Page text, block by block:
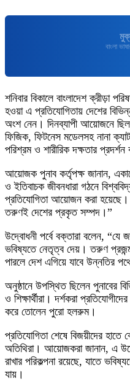
বাংলা
শনিবার বিকালে বাংলাদেশ ক্রীড়া
হওয়া এ প্রতিযোগিতায় দেশের বিভিন্ন
অংশ নেন। দিনব্যাপী আয়োজনে ছিল
ফিজিক, ফিটনেস মডেলসহ নানা
পরিশ্রম ও শারীরিক দক্ষতার প্রদর্শন
আয়োজক পুনাব কর্তৃপক্ষ জানান,
ও ইতিবাচক জীবনধারা গঠনে
প্রতিযোগিতা আয়োজন করা
তরুণই দেশের প্রকৃত সম্পদ।”
উদ্বোধনী পর্বে বক্তারা বলেন,
ভবিষ্যতে নেতৃত্ব দেয়। তরুণ
পারলে দেশ এগিয়ে যাবে উন্নতির
অনুষ্ঠানে উপস্থিত ছিলেন পুনাবের
ও শিক্ষার্থীরা। দর্শকরা
করে তোলেন পুরো হলরুম।
প্রতিযোগিতা শেষে বিজয়ীদের হাতে
অতিথিরা। আয়োজকরা জানান, এ
রাখার পরিকল্পনা রয়েছে, যাতে
যায়।